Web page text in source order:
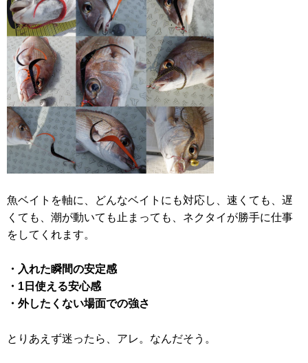
魚ベイトを軸に、どんなベイトにも対応し、速くても、遅
くても、潮が動いても止まっても、ネクタイが勝手に仕事
をしてくれます。
・入れた瞬間の安定感
・1日使える安心感
・外したくない場面での強さ
とりあえず迷ったら、アレ。なんだそう。